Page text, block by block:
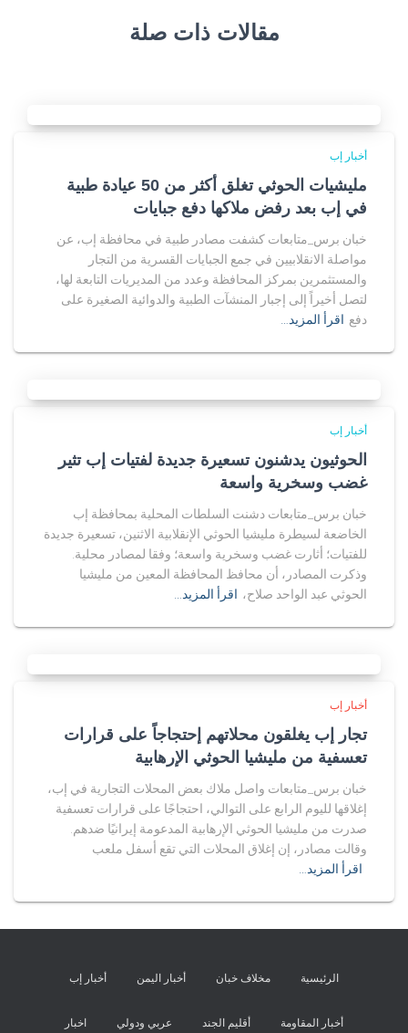
مقالات ذات صلة
أخبار إب
مليشيات الحوثي تغلق أكثر من 50 عيادة طبية
في إب بعد رفض ملاكها دفع جبايات
خبان برس_متابعات كشفت مصادر طبية في محافظة إب، عن
مواصلة الانقلابيين في جمع الجبايات القسرية من التجار
والمستثمرين بمركز المحافظة وعدد من المديريات التابعة لها،
لتصل أخيراً إلى إجبار المنشآت الطبية والدوائية الصغيرة على
دفع اقرأ المزيد…
أخبار إب
الحوثيون يدشنون تسعيرة جديدة لفتيات إب تثير
غضب وسخرية واسعة
خبان برس_متابعات دشنت السلطات المحلية بمحافظة إب
الخاضعة لسيطرة مليشيا الحوثي الإنقلابية الاثنين، تسعيرة جديدة
للفتيات؛ أثارت غضب وسخرية واسعة؛ وفقا لمصادر محلية.
وذكرت المصادر، أن محافظ المحافظة المعين من مليشيا
الحوثي عبد الواحد صلاح، اقرأ المزيد…
أخبار إب
تجار إب يغلقون محلاتهم إحتجاجاً على قرارات
تعسفية من مليشيا الحوثي الإرهابية
خبان برس_متابعات واصل ملاك بعض المحلات التجارية في إب،
إغلاقها لليوم الرابع على التوالي، احتجاجًا على قرارات تعسفية
صدرت من مليشيا الحوثي الإرهابية المدعومة إيرانيًا ضدهم.
وقالت مصادر، إن إغلاق المحلات التي تقع أسفل ملعب
اقرأ المزيد…
الرئيسية مخلاف خبان أخبار اليمن أخبار إب
أخبار المقاومة أقليم الجند عربي ودولي اخبار